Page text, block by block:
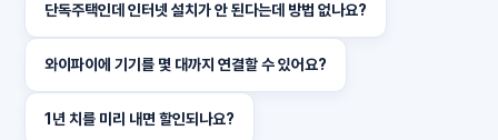
단독주택인데 인터넷 설치가 안 된다는데 방법 없나요?
와이파이에 기기를 몇 대까지 연결할 수 있어요?
1년 치를 미리 내면 할인되나요?